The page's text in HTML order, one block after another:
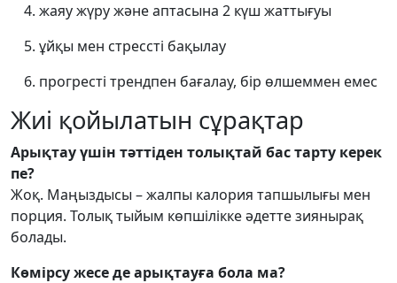
жаяу жүру және аптасына 2 күш жаттығуы
ұйқы мен стрессті бақылау
прогресті трендпен бағалау, бір өлшеммен емес
Жиі қойылатын сұрақтар
Арықтау үшін тәттіден толықтай бас тарту керек
пе?
Жоқ. Маңыздысы – жалпы калория тапшылығы мен
порция. Толық тыйым көпшілікке әдетте зиянырақ
болады.
Көмірсу жесе де арықтауға бола ма?